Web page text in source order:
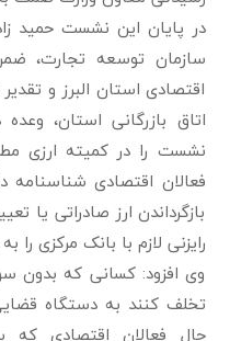
در پایان این نشست حمید
سازمان توسعه تجارت،
اقتصادی استان البرز و
اتاق بازرگانی استان،
نشست را در کمیته ارزی
فعالان اقتصادی شناسنامه
بازگرداندن ارز صادراتی یا
رایزنی لازم با بانک مرکزی را
وی افزود: کسانی که بدون
تخلف کنند به دستگاه
حال فعالان اقتصادی که